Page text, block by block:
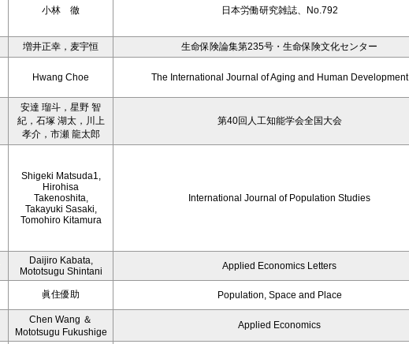
小林 徹 日本労働研究雑誌、No.792
増井正幸，麦宇恒 生命保険論集第235号・生命保険文化センター
Hwang Choe The International Journal of Aging and Human Development
安達 瑠斗，星野 智
紀，石塚 湖太，川上
孝介，市瀬 龍太郎
第40回人工知能学会全国大会
Shigeki Matsuda1,
Hirohisa
Takenoshita,
Takayuki Sasaki,
Tomohiro Kitamura
International Journal of Population Studies
Daijiro Kabata,
Mototsugu Shintani
Applied Economics Letters
眞住優助 Population, Space and Place
Chen Wang ＆
Mototsugu Fukushige
Applied Economics